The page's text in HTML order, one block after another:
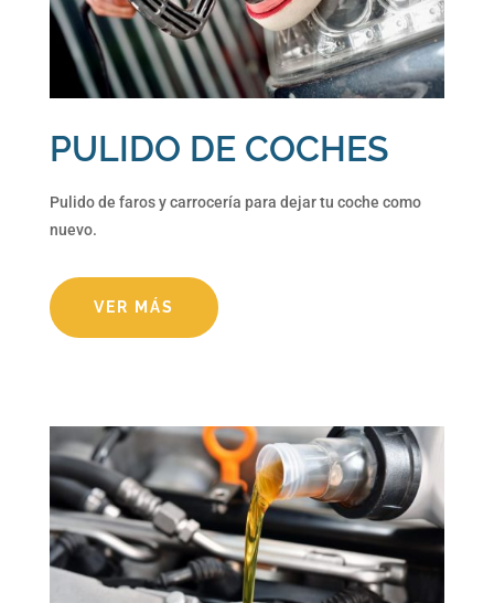
PULIDO DE COCHES
Pulido de faros y carrocería para dejar tu coche como
nuevo.
VER MÁS